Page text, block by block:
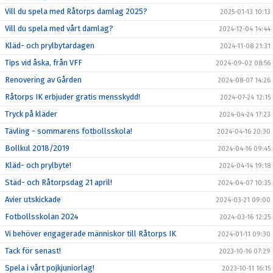
Vill du spela med Råtorps damlag 2025? 2025-01-13 10:13
Vill du spela med vårt damlag? 2024-12-04 14:44
Kläd- och prylbytardagen 2024-11-08 21:31
Tips vid åska, från VFF 2024-09-02 08:56
Renovering av Gården 2024-08-07 14:26
Råtorps IK erbjuder gratis mensskydd! 2024-07-24 12:15
Tryck på kläder 2024-04-24 17:23
Tävling - sommarens fotbollsskola! 2024-04-16 20:30
Bollkul 2018/2019 2024-04-16 09:45
Kläd- och prylbyte! 2024-04-14 19:18
Städ- och Råtorpsdag 21 april! 2024-04-07 10:35
Avier utskickade 2024-03-21 09:00
Fotbollsskolan 2024 2024-03-16 12:25
Vi behöver engagerade människor till Råtorps IK 2024-01-11 09:30
Tack för senast! 2023-10-16 07:29
Spela i vårt pojkjuniorlag! 2023-10-11 16:15